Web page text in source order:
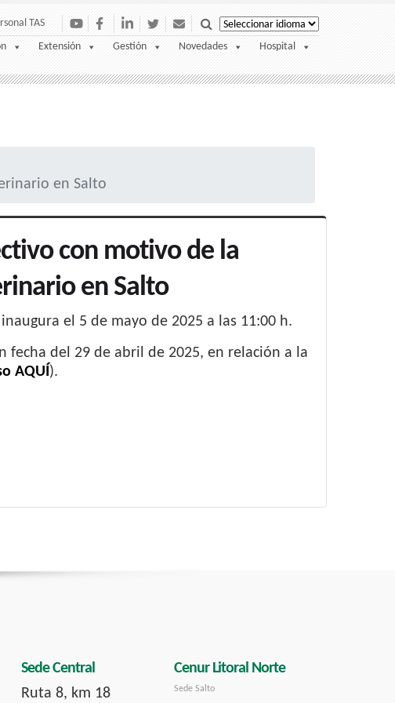
TAS
Extensión Gestión Novedades Hospital
en Salto
con motivo de la
en Salto
el 5 de mayo de 2025 a las 11:00 h.
fecha del 29 de abril de 2025, en relación a la
AQUÍ).
Sede Central
Ruta 8, km 18
Cenur Litoral Norte
Sede Salto